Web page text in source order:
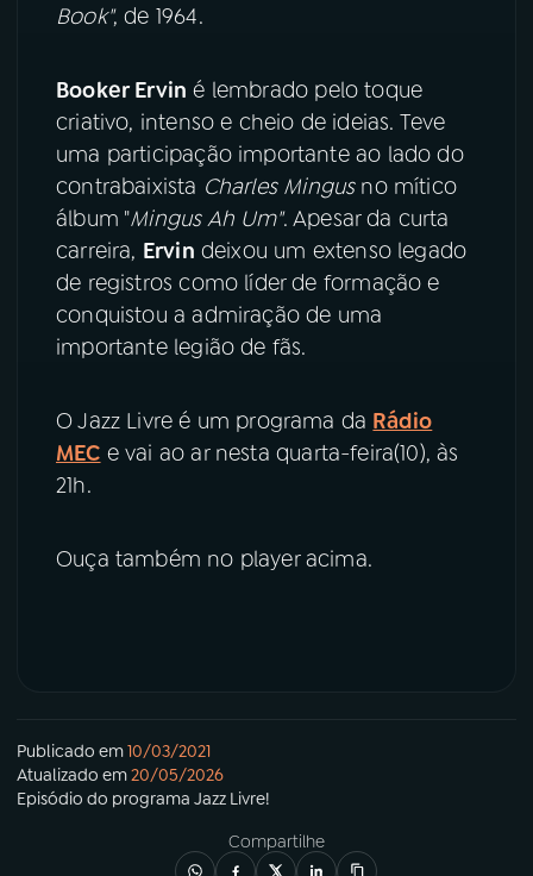
Book", de 1964.
Booker Ervin é lembrado pelo toque
criativo, intenso e cheio de ideias. Teve
uma participação importante ao lado do
contrabaixista Charles Mingusno mítico
álbum "Mingus Ah Um". Apesar da curta
carreira, Ervin deixou um extenso legado
de registros como líder de formação e
conquistou a admiração de uma
importante legião de fãs.
O Jazz Livre é um programa da Rádio
MEC e vai ao ar nesta quarta-feira(10), às
21h.
Ouça também no player acima.
Publicado em10/03/2021
Atualizado em20/05/2026
Episódio do programa Jazz Livre!
Compartilhe